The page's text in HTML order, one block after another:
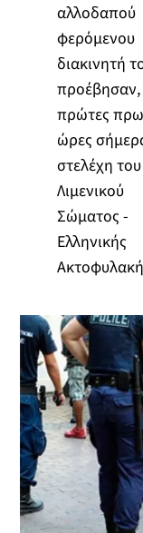
αλλοδαπού
φερόμενου
διακινητή
προέβησαν,
πρώτες
ώρες
στελέχη του
Λιμενικού
Σώματος -
Ελληνικής